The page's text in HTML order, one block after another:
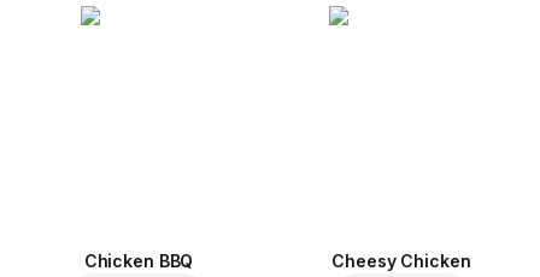
Chicken BBQ Cheesy Chicken